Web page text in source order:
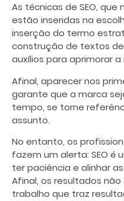
As técnicas de SEO,
estão inseridas na
inserção do termo
construção de textos
auxílios para aprimorar
Afinal, aparecer nos
garante que a marca
tempo, se torne
assunto.
No entanto, os
fazem um alerta: SEO é
ter paciência e alinhar
Afinal, os resultados
trabalho que traz